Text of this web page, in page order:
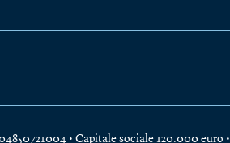
• Capitale sociale 120.000 euro •